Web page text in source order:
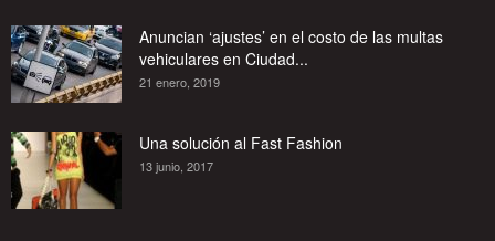
Anuncian ‘ajustes’ en el costo de las multas
vehiculares en Ciudad...
21 enero, 2019
Una solución al Fast Fashion
13 junio, 2017